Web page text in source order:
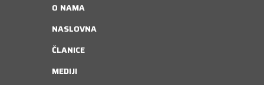
O NAMA
NASLOVNA
ČLANICE
MEDIJI